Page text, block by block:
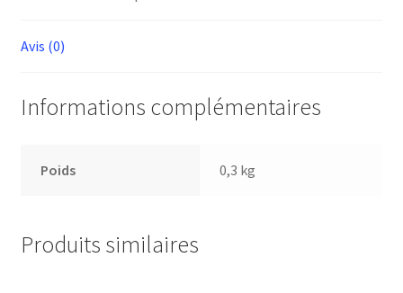
Avis (0)
Informations complémentaires
Poids 0,3 kg
Produits similaires